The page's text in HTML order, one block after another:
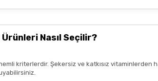
Nasıl Seçilir?
kriterlerdir. Şekersiz ve katkısız